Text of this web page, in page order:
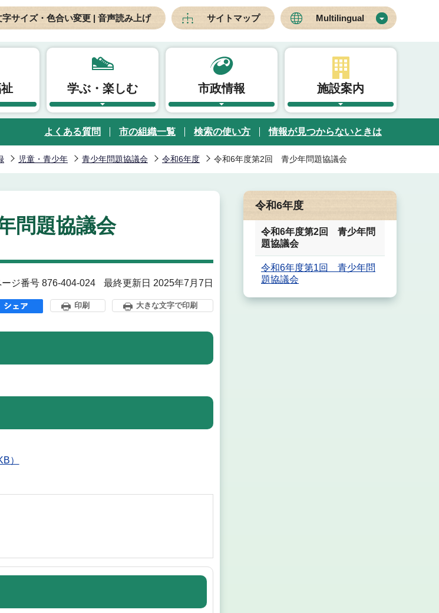
字サイズ・色合い変更 | 音声読み上げ サイトマップ Multilingual
学ぶ・楽しむ 市政情報 施設案内
よくある質問 市の組織一覧 検索の使い方 情報が見つからないときは
児童・青少年 青少年問題協議会 令和6年度 令和6年度第2回 青少年問題協議会
問題協議会
ージ番号 876-404-024 最終更新日 2025年7月7日
印刷 大きな文字で印刷
）
令和6年度
令和6年度第2回 青少年問
題協議会
令和6年度第1回 青少年問
題協議会